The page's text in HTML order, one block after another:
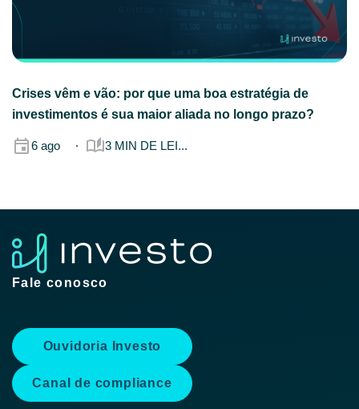
Crises vêm e vão: por que uma boa estratégia de
investimentos é sua maior aliada no longo prazo?
6 ago 3 MIN DE LEI...
Fale conosco
Ouvidoria Investo
Canal de compliance